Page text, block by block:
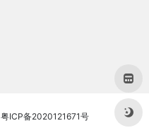
粤ICP备2020121671号